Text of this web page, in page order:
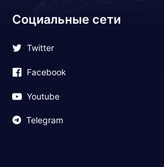
Социальные сети
Twitter
Facebook
Youtube
Telegram